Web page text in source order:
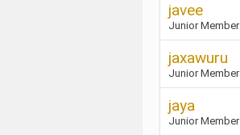
javee
Junior Member
jaxawuru
Junior Member
jaya
Junior Member